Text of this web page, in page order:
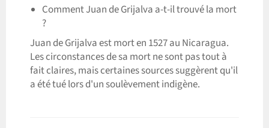
Comment Juan de Grijalva a-t-il trouvé la mort
?
Juan de Grijalva est mort en 1527 au Nicaragua.
Les circonstances de sa mort ne sont pas tout à
fait claires, mais certaines sources suggèrent qu'il
a été tué lors d'un soulèvement indigène.